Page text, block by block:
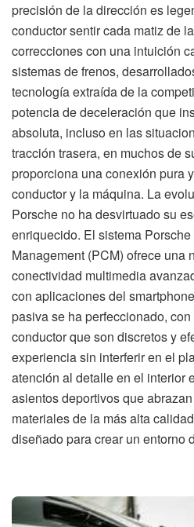
precisión de la dirección es
conductor sentir cada matiz de
correcciones con una intuición
sistemas de frenos,
tecnología extraída de la
potencia de deceleración que
absoluta, incluso en las
tracción trasera, en muchos de
proporciona una conexión pura
conductor y la máquina. La
Porsche no ha desvirtuado su
enriquecido. El sistema
Management (PCM) ofrece una
conectividad multimedia
con aplicaciones del
pasiva se ha perfeccionado,
conductor que son discretos y
experiencia sin interferir en el
atención al detalle en el interior
asientos deportivos que
materiales de la más alta
diseñado para crear un entorno